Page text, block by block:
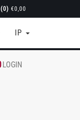
(0) €0,00
IP
LOGIN